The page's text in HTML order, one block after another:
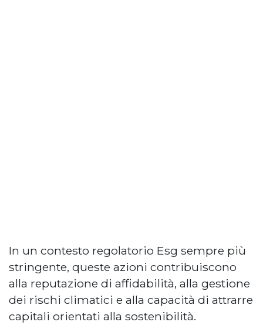
In un contesto regolatorio Esg sempre più
stringente, queste azioni contribuiscono
alla reputazione di affidabilità, alla gestione
dei rischi climatici e alla capacità di attrarre
capitali orientati alla sostenibilità.